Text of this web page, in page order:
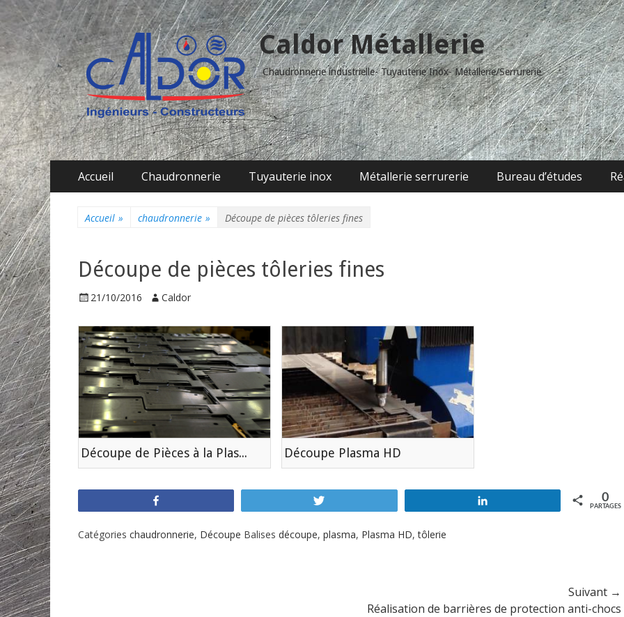
Caldor Métallerie
Chaudronnerie industrielle- Tuyauterie Inox- Métallerie/Serrurerie
Menu principal
AllerAccueil Chaudronnerie Tuyauterie inox Métallerie serrurerie Bureau d’études
Accueil » chaudronnerie » Découpe de pièces tôleries fines
Découpe de pièces tôleries fines
P
s
t
e
d
n
21/10/2016
A
t
h
o
r
Caldor
Découpe de Pièces à la Plasma Découpe Plasma HD
PARTAGES
0
Catégories chaudronnerie, Découpe Balises découpe, plasma, Plasma HD,tôlerie
Suivant →
Article
Réalisation de barrières de protection anti-chocs